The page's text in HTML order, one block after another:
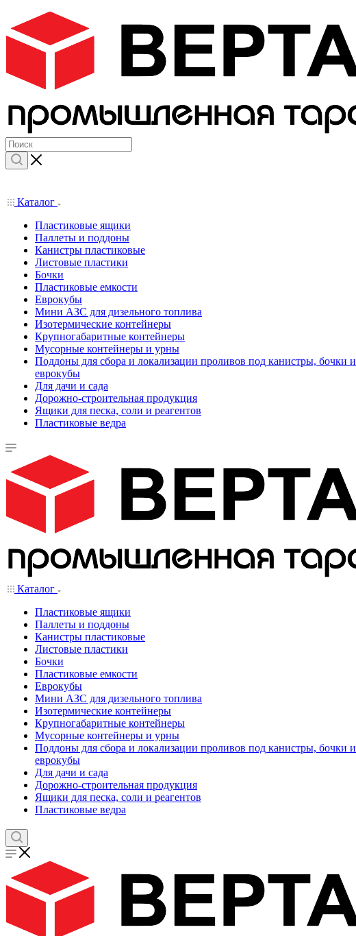
Каталог
Пластиковые ящики
Паллеты и поддоны
Канистры пластиковые
Листовые пластики
Бочки
Пластиковые емкости
Еврокубы
Мини АЗС для дизельного топлива
Изотермические контейнеры
Крупногабаритные контейнеры
Мусорные контейнеры и урны
Поддоны для сбора и локализации проливов под канистры, бочки и
еврокубы
Для дачи и сада
Дорожно-строительная продукция
Ящики для песка, соли и реагентов
Пластиковые ведра
Каталог
Пластиковые ящики
Паллеты и поддоны
Канистры пластиковые
Листовые пластики
Бочки
Пластиковые емкости
Еврокубы
Мини АЗС для дизельного топлива
Изотермические контейнеры
Крупногабаритные контейнеры
Мусорные контейнеры и урны
Поддоны для сбора и локализации проливов под канистры, бочки и
еврокубы
Для дачи и сада
Дорожно-строительная продукция
Ящики для песка, соли и реагентов
Пластиковые ведра